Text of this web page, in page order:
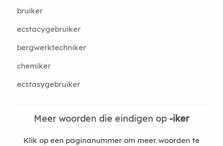
bruiker
ecstacygebruiker
bergwerktechniker
chemiker
ecstasygebruiker
Meer woorden die eindigen op -iker
Klik op een paginanummer om meer woorden te